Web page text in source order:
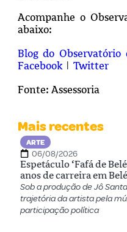
Acompanhe o
abaixo:
Blog do Observatório
Facebook| Twitter
Fonte: Assessoria
Mais recentes
ARTE
06/08/2026
Espetáculo ‘Fafá de
anos de carreira em
Sob a produção de Jô
trajetória da artista pela
participação política